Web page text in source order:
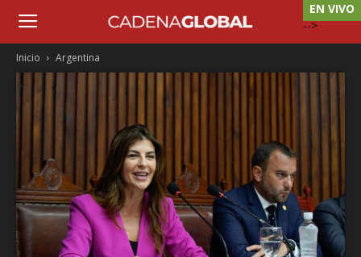
EN VIVO
-->
Inicio Argentina